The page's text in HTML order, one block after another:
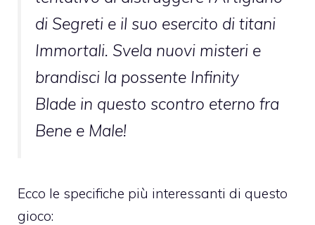
di Segreti e il suo esercito di titani
Immortali. Svela nuovi misteri e
brandisci la possente Infinity
Blade in questo scontro eterno fra
Bene e Male!
Ecco le specifiche più interessanti di questo
gioco: